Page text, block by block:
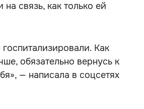
связь, как только ей
Как
обязательно вернусь к
— написала в соцсетях